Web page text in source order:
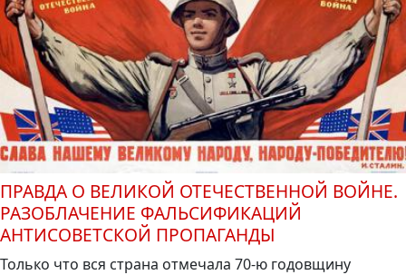
ПРАВДА О ВЕЛИКОЙ ОТЕЧЕСТВЕННОЙ ВОЙНЕ.
РАЗОБЛАЧЕНИЕ ФАЛЬСИФИКАЦИЙ
АНТИСОВЕТСКОЙ ПРОПАГАНДЫ
Только что вся страна отмечала 70-ю годовщину